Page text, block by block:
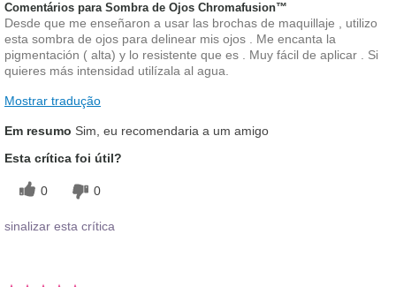
Comentários para Sombra de Ojos Chromafusion™
Desde que me enseñaron a usar las brochas de maquillaje , utilizo
esta sombra de ojos para delinear mis ojos . Me encanta la
pigmentación ( alta) y lo resistente que es . Muy fácil de aplicar . Si
quieres más intensidad utilízala al agua.
Mostrar tradução
Em resumo Sim, eu recomendaria a um amigo
Esta crítica foi útil?
0 0
sinalizar esta crítica